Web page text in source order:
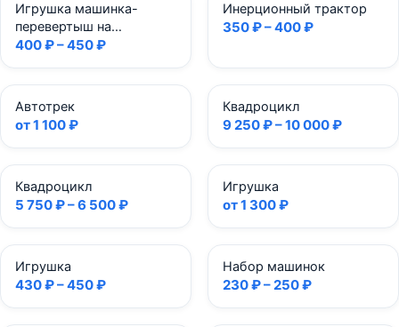
Игрушка машинка-
перевертыш на
радиоуправлении
400 ₽ – 450 ₽
Инерционный трактор
350 ₽ – 400 ₽
Автотрек
от 1 100 ₽
Квадроцикл
9 250 ₽ – 10 000 ₽
Квадроцикл
5 750 ₽ – 6 500 ₽
Игрушка
от 1 300 ₽
Игрушка
430 ₽ – 450 ₽
Набор машинок
230 ₽ – 250 ₽